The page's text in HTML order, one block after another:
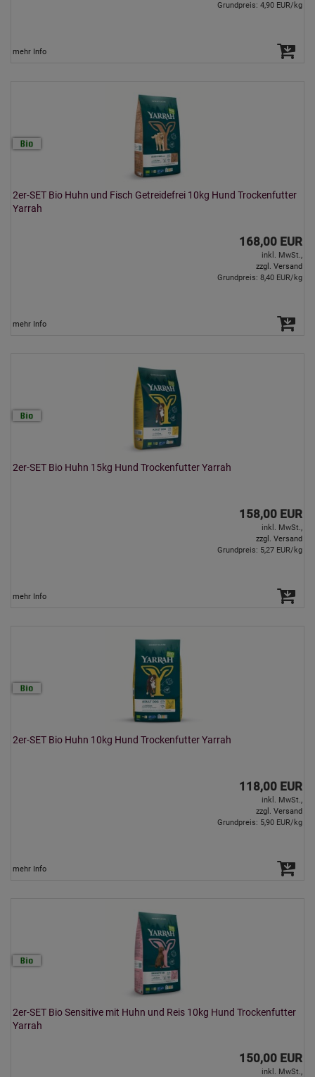
Grundpreis: 4,90 EUR/kg
mehr Info
2er-SET Bio Huhn und Fisch Getreidefrei 10kg Hund Trockenfutter
Yarrah
168,00 EUR
inkl. MwSt.,
zzgl. Versand
Grundpreis: 8,40 EUR/kg
mehr Info
2er-SET Bio Huhn 15kg Hund Trockenfutter Yarrah
158,00 EUR
inkl. MwSt.,
zzgl. Versand
Grundpreis: 5,27 EUR/kg
mehr Info
2er-SET Bio Huhn 10kg Hund Trockenfutter Yarrah
118,00 EUR
inkl. MwSt.,
zzgl. Versand
Grundpreis: 5,90 EUR/kg
mehr Info
2er-SET Bio Sensitive mit Huhn und Reis 10kg Hund Trockenfutter
Yarrah
150,00 EUR
inkl. MwSt.,